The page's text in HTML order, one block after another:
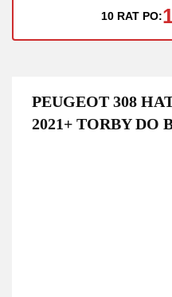
10 RAT PO:
PEUGEOT 308
2021+ TORBY DO